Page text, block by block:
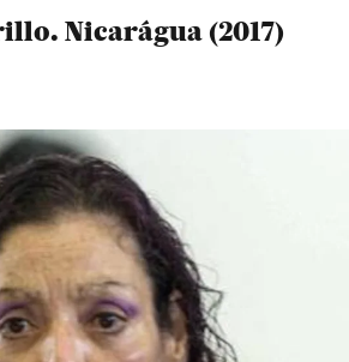
Nicarágua (2017)